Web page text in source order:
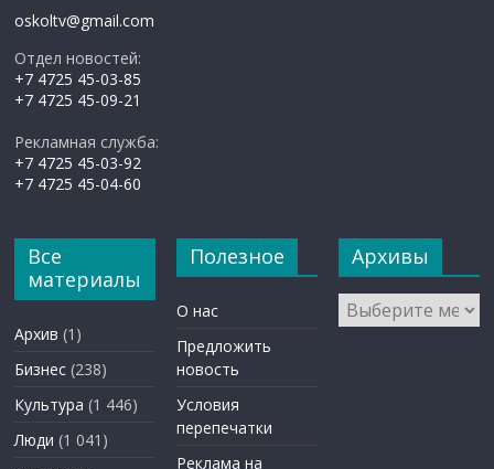
oskoltv@gmail.com
Отдел новостей:
+7 4725 45-03-85
+7 4725 45-09-21
Рекламная служба:
+7 4725 45-03-92
+7 4725 45-04-60
Все
материалы
Архив (1)
Бизнес (238)
Культура (1 446)
Люди (1 041)
Полезное
О нас
Предложить
новость
Условия
перепечатки
Реклама на
Архивы
Архивы